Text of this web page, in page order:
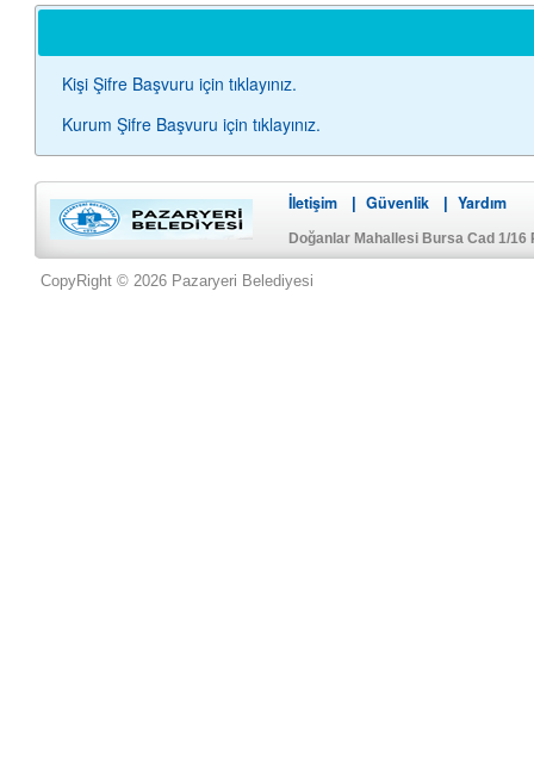
Kişi Şifre Başvuru için tıklayınız.
Kurum Şifre Başvuru için tıklayınız.
İletişim Güvenlik Yardım
Doğanlar Mahallesi Bursa Cad 1/16
CopyRight © 2026 Pazaryeri Belediyesi